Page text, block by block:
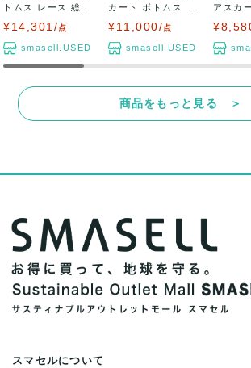
トムス レース 総柄
¥14,301/点
smasell.USED
カート ボトムス ス
¥11,000/点
smasell.USED
アスカ
商品をもっと見る ＞
スマセルについて